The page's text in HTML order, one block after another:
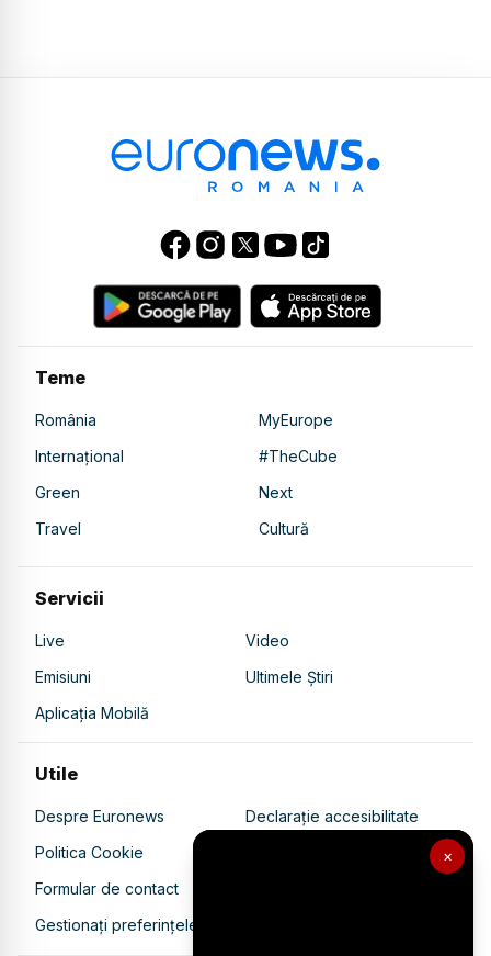
×
Teme
România
MyEurope
Internațional
#TheCube
Green
Next
Travel
Cultură
Servicii
Live
Video
Emisiuni
Ultimele Știri
Aplicația Mobilă
Utile
Despre Euronews
Declarație accesibilitate
Politica Cookie
Politica de confidențialitate
Formular de contact
Gestionați preferințele